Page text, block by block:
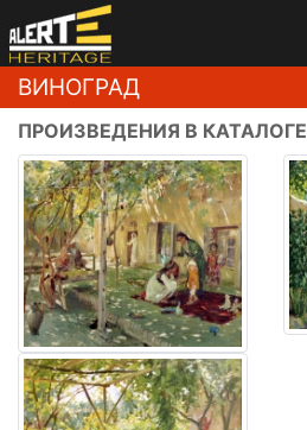
ВИНОГРАД
ПРОИЗВЕДЕНИЯ В КАТАЛОГЕ